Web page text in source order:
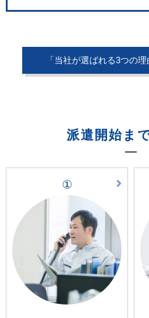
「当社が選ばれる3つの
派遣開始ま
①